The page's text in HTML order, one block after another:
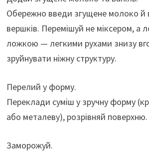
Обережно введи згущене молоко й
вершків. Перемішуй не міксером, а
ложкою — легкими рухами знизу
зруйнувати ніжну структуру.
Перелий у форму.
Переклади суміш у зручну форму
або металеву), розрівняй поверхню.
Заморожуй.